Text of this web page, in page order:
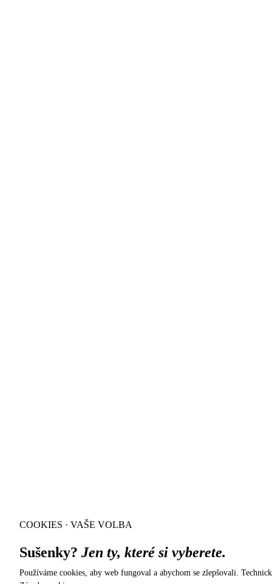
COOKIES · VAŠE VOLBA
Sušenky? Jen ty, které si vyberete.
Používáme cookies, aby web fungoval a abychom se zlepšovali.